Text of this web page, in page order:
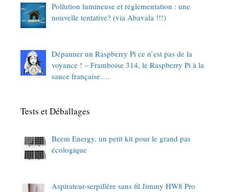
Pollution lumineuse et réglementation : une
nouvelle tentative? (via Abavala !!!)
Dépanner un Raspberry Pi ce n’est pas de la
voyance ! – Framboise 314, le Raspberry Pi à la
sauce française….
Tests et Déballages
Beem Energy, un petit kit pour le grand pas
écologique
Aspirateur-serpillère sans fil Jimmy HW8 Pro